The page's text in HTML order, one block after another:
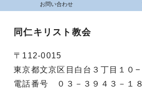
お問い合わせ
同仁キリスト教会
〒112-0015
東京都文京区目白台３丁目１０−
電話番号 ０３－３９４３－１